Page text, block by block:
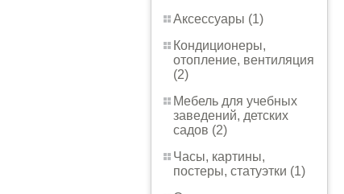
Аксессуары (1)
Кондиционеры,
отопление, вентиляция
(2)
Мебель для учебных
заведений, детских
садов (2)
Часы, картины,
постеры, статуэтки (1)